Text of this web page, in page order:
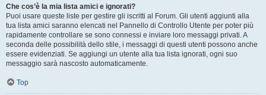
Che cos’è la mia lista amici e ignorati?
Puoi usare queste liste per gestire gli iscritti al Forum. Gli utenti aggiunti alla
tua lista amici saranno elencati nel Pannello di Controllo Utente per poter più
rapidamente controllare se sono connessi e inviare loro messaggi privati. A
seconda delle possibilità dello stile, i messaggi di questi utenti possono anche
essere evidenziati. Se aggiungi un utente alla tua lista ignorati, ogni suo
messaggio sarà nascosto automaticamente.
Top